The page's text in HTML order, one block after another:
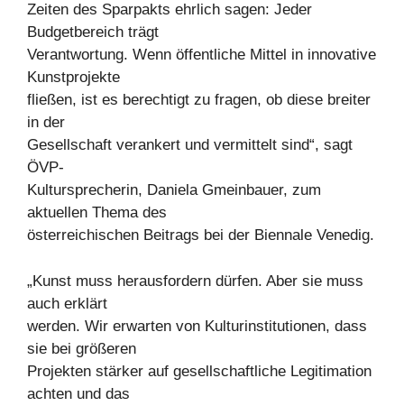
Zeiten des Sparpakts ehrlich sagen: Jeder
Budgetbereich trägt
Verantwortung. Wenn öffentliche Mittel in innovative
Kunstprojekte
fließen, ist es berechtigt zu fragen, ob diese breiter
in der
Gesellschaft verankert und vermittelt sind“, sagt
ÖVP-
Kultursprecherin, Daniela Gmeinbauer, zum
aktuellen Thema des
österreichischen Beitrags bei der Biennale Venedig.
„Kunst muss herausfordern dürfen. Aber sie muss
auch erklärt
werden. Wir erwarten von Kulturinstitutionen, dass
sie bei größeren
Projekten stärker auf gesellschaftliche Legitimation
achten und das